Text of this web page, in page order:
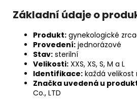
Základní údaje o
Produkt: gynekologické
Provedení: jednorázové
Stav: sterilní
Velikosti: XXS, XS, S, M a L
Identifikace: každá
Značka uvedená u
Co., LTD